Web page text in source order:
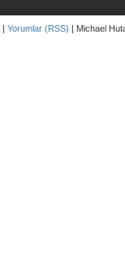
| Yorumlar (RSS) | Michael